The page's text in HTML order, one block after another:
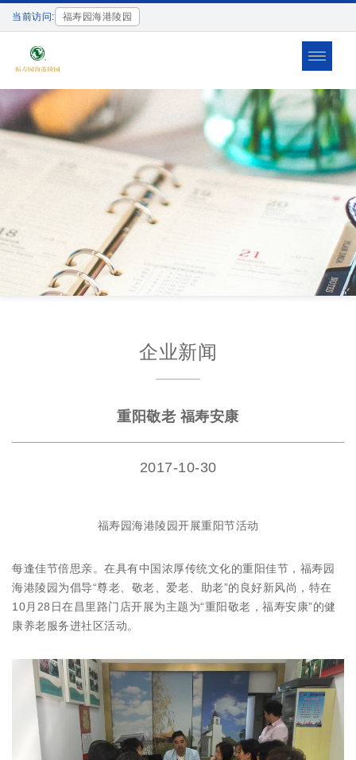
当前访问: 福寿园海港陵园
Toggle
企业新闻
重阳敬老 福寿安康
2017-10-30
福寿园海港陵园开展重阳节活动
每逢佳节倍思亲。在具有中国浓厚传统文化的重阳佳节，福寿园
海港陵园为倡导“尊老、敬老、爱老、助老”的良好新风尚，特在
10月28日在昌里路门店开展为主题为“重阳敬老，福寿安康”的健
康养老服务进社区活动。